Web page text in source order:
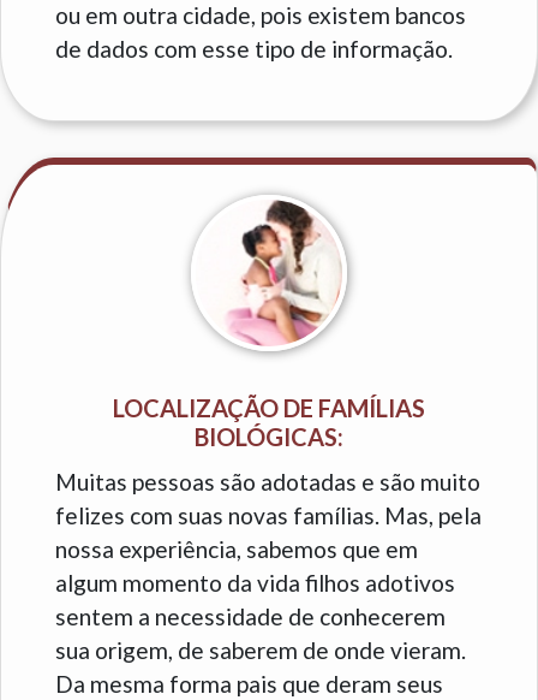
ou em outra cidade, pois existem bancos
de dados com esse tipo de informação.
LOCALIZAÇÃO DE FAMÍLIAS
BIOLÓGICAS:
Muitas pessoas são adotadas e são muito
felizes com suas novas famílias. Mas, pela
nossa experiência, sabemos que em
algum momento da vida filhos adotivos
sentem a necessidade de conhecerem
sua origem, de saberem de onde vieram.
Da mesma forma pais que deram seus